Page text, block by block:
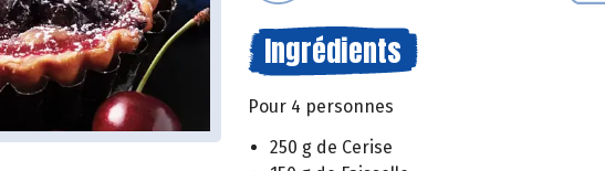
Ingrédients
Pour 4 personnes
250 g de Cerise